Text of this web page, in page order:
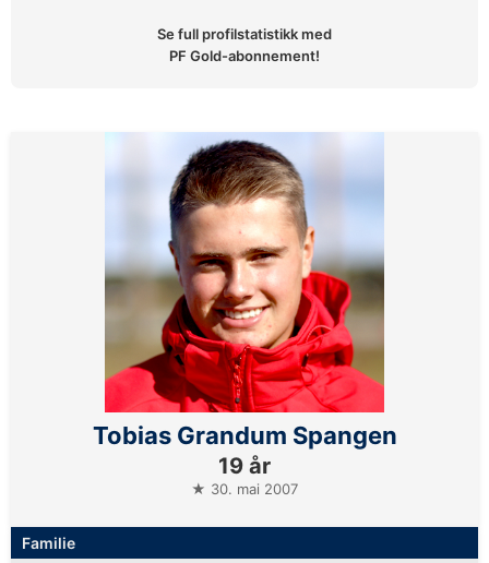
Se full profilstatistikk med
PF Gold-abonnement!
Tobias Grandum Spangen
19 år
★ 30. mai 2007
Familie